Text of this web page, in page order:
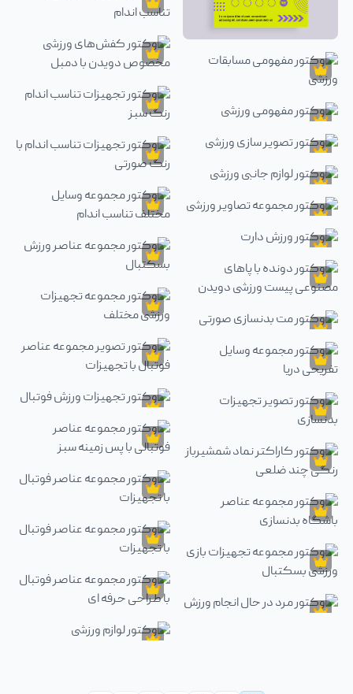
وکتور
وکتور کارت وفاداری باشگاه
وکتور
وکتور مفهومی مسابقات ورزشی
وکتور
وکتور مفهومی ورزشی
وکتور
وکتور تصویر سازی ورزشی
وکتور
وکتور لوازم جانبی ورزشی
وکتور
وکتور مجموعه تصاویر ورزشی
وکتور
وکتور ورزش دارت
وکتور
وکتور دونده با پاهای مصنوعی پیست ورزشی دویدن
وکتور
وکتور مت بدنسازی صورتی
وکتور
وکتور مجموعه وسایل تفریحی دریا
وکتور
وکتور تصویر تجهیزات بدنسازی
وکتور
وکتور کاراکتر نماد شمشیرباز رنگی چند ضلعی
وکتور
وکتور مجموعه عناصر باشگاه بدنسازی
وکتور
وکتور مجموعه تجهیزات بازی ورزشی بسکتبال
وکتور
وکتور مجموعه وسایل تفریحی ورزشی
وکتور
وکتور تجهیزات ورزشی و تناسب اندام
وکتور
وکتور کفش‌های ورزشی مخصوص
وکتور
وکتور تجهیزات تناسب اندام رنگ سبز
وکتور
وکتور تجهیزات تناسب اندام با رنگ
وکتور
وکتور مجموعه وسایل مختلف تناسب
وکتور
وکتور مجموعه عناصر ورزش بسکتبال
وکتور
وکتور مجموعه تجهیزات ورزشی
وکتور
وکتور تصویر مجموعه عناصر فوتبال
وکتور
وکتور تجهیزات ورزش فوتبال
وکتور
وکتور مجموعه عناصر فوتبالی با پس
وکتور
وکتور مجموعه عناصر فوتبال با
وکتور
وکتور مجموعه عناصر فوتبال با
وکتور
وکتور لوازم ورزشی